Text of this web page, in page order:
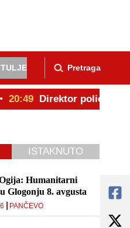
Pretraga
Direktor policije posle
ISTAKNUTO
Humanitarni
Glogonju 8. avgusta
PANČEVO